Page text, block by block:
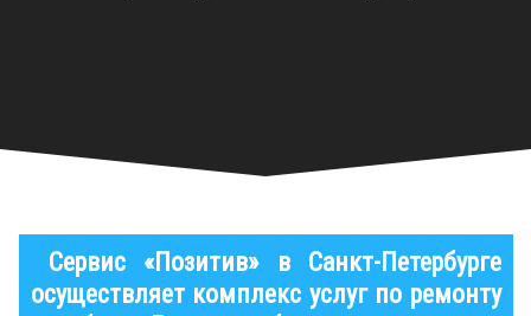
Сервис «Позитив» в Санкт-Петербурге
осуществляет комплекс услуг по ремонту